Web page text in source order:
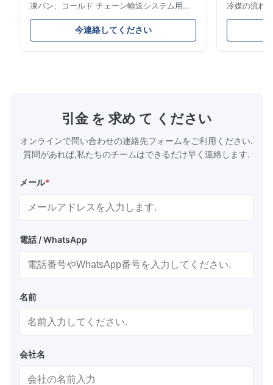
凍バン、コールド チェーン輸送システム用に
設計された高性能冷凍制御コンポーネントで
す。蒸発器への冷媒の流れを正確に制御し、安
定した冷却性能、エネルギー効率、信頼性の高
今連絡してください
冷媒の流れ
とエネルギ
ムやコール
引金 を 求め て ください
オンラインで問い合わせの連絡先フォームをご利用ください.
質問があれば,私たちのチームはできるだけ早く連絡します.
メール*
電話 / WhatsApp
名前
会社名